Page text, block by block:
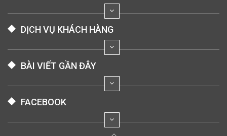
DỊCH VỤ KHÁCH HÀNG
BÀI VIẾT GẦN ĐÂY
FACEBOOK